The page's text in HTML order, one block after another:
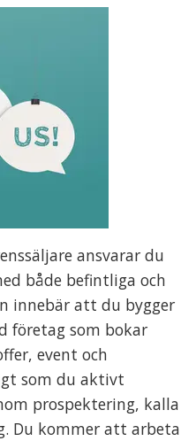
ansvarar du
både befintliga och
innebär att du bygger
företag som bokar
event och
som du aktivt
prospektering, kalla
Du kommer att arbeta